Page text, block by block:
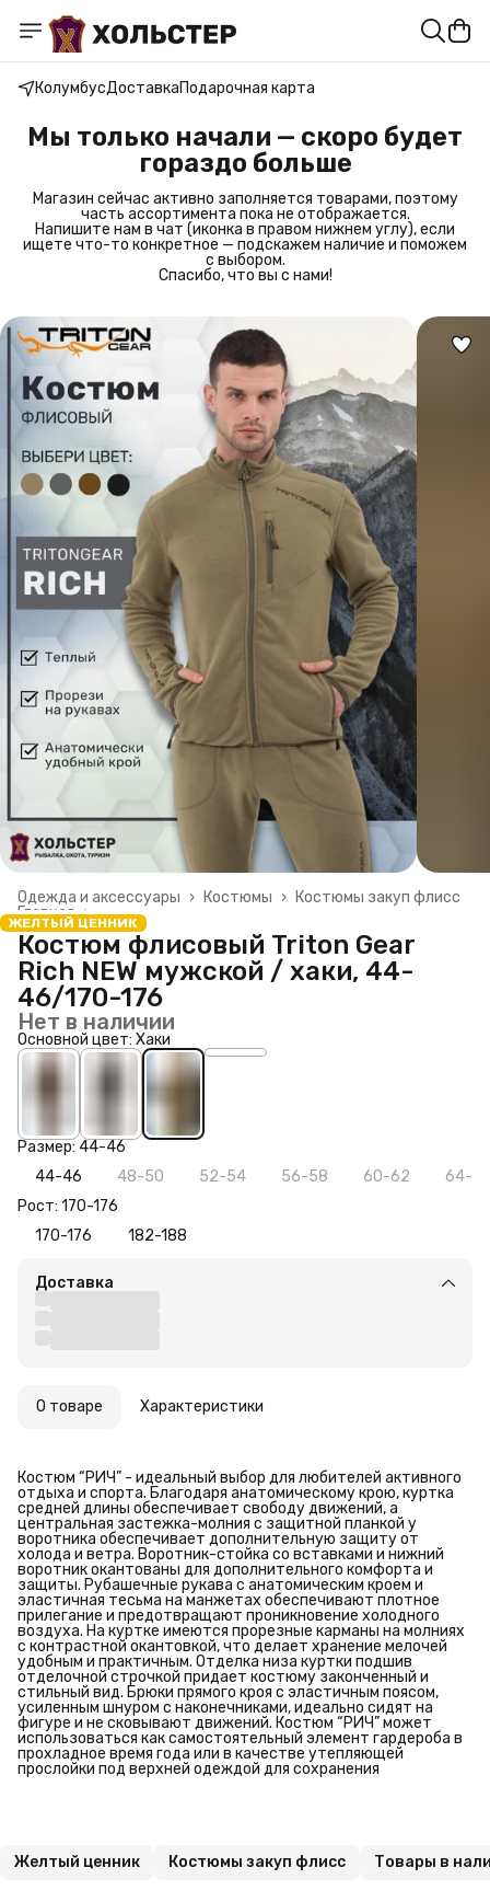
КолумбусДоставкаПодарочная карта
Мы только начали — скоро будет
гораздо больше
Магазин сейчас активно заполняется товарами, поэтому
часть ассортимента пока не отображается.
Напишите нам в чат (иконка в правом нижнем углу), если
ищете что-то конкретное — подскажем наличие и поможем
с выбором.
Спасибо, что вы с нами!
Костюмы закуп флисс
Костюмы ›
Одежда и аксессуары ›
Главная ›
ЖЕЛТЫЙ ЦЕННИК
Костюм флисовый Triton Gear
Rich NEW мужской / хаки, 44-
46/170-176
Нет в наличии
Основной цвет: Хаки
Размер: 44-46
44-46
48-50 52-54 56-58 60-62
64-
Рост: 170-176
170-176
182-188
Доставка
О товаре Характеристики
Костюм “РИЧ” - идеальный выбор для любителей активного
отдыха и спорта. Благодаря анатомическому крою, куртка
средней длины обеспечивает свободу движений, а
центральная застежка-молния с защитной планкой у
воротника обеспечивает дополнительную защиту от
холода и ветра. Воротник-стойка со вставками и нижний
воротник окантованы для дополнительного комфорта и
защиты. Рубашечные рукава с анатомическим кроем и
эластичная тесьма на манжетах обеспечивают плотное
прилегание и предотвращают проникновение холодного
воздуха. На куртке имеются прорезные карманы на молниях
с контрастной окантовкой, что делает хранение мелочей
удобным и практичным. Отделка низа куртки подшив
отделочной строчкой придает костюму законченный и
стильный вид. Брюки прямого кроя с эластичным поясом,
усиленным шнуром с наконечниками, идеально сидят на
фигуре и не сковывают движений. Костюм “РИЧ” может
использоваться как самостоятельный элемент гардероба в
прохладное время года или в качестве утепляющей
прослойки под верхней одеждой для сохранения
Желтый ценник Костюмы закуп флисс Товары в